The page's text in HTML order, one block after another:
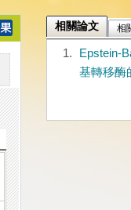
相關論文 相
1.
Epstein-
基轉移酶